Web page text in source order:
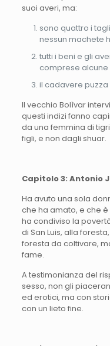
suoi averi, ma:
sono quattro i
nessun machete
tutti i beni e gli
comprese alcune
il cadavere
Il vecchio Bolìvar
questi indizi fanno
da una femmina di
figli, e non dagli shuar.
Capitolo 3: Antonio
Ha avuto una sola
che ha amato, e che
ha condiviso la
di San Luis, alla
foresta da coltivare,
fame.
A testimonianza del
sesso, non gli
ed erotici, ma con
con un lieto fine.